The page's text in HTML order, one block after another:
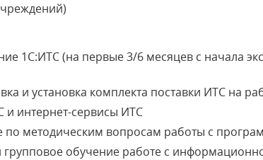
1С:ИТС (на первые 3/6 месяцев с начала
и установка комплекта поставки ИТС на
и интернет-сервисы ИТС
по методическим вопросам работы с
обучение работе с